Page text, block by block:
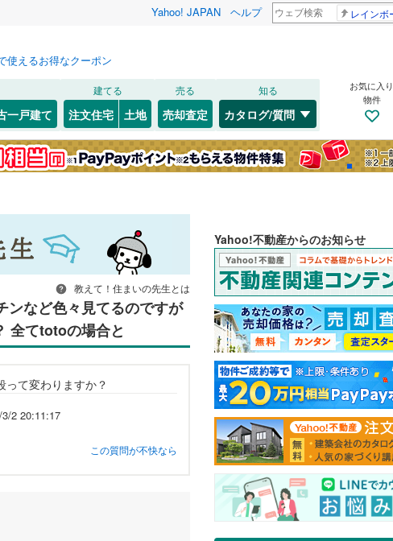
Yahoo! JAPAN ヘルプ
使えるお得なクーポン
一戸建て
建てる
注文住宅 土地
売る
売却査定
知る
カタログ/質問
お気に入り
物件
教えて！住まいの先生とは
ンなど色々見てるのですが
全てtotoの場合と
て変わりますか？
2 20:11:17
この質問が不快なら
Yahoo!不動産からのお知らせ